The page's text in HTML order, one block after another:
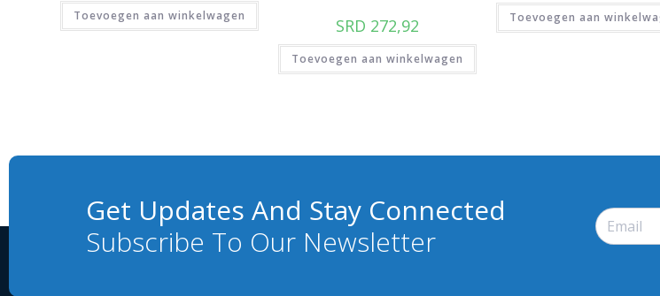
Toevoegen aan winkelwagen SRD 272,92
Toevoegen aan winkelwagen
Toevoegen aan
Get Updates And Stay Connected
Subscribe To Our Newsletter